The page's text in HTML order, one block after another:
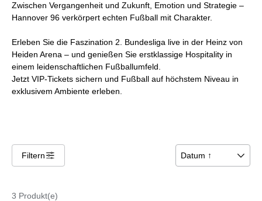
Zwischen Vergangenheit und Zukunft, Emotion und Strategie –
Hannover 96 verkörpert echten Fußball mit Charakter.
Erleben Sie die Faszination 2. Bundesliga live in der Heinz von
Heiden Arena – und genießen Sie erstklassige Hospitality in
einem leidenschaftlichen Fußballumfeld.
Jetzt VIP-Tickets sichern und Fußball auf höchstem Niveau in
exklusivem Ambiente erleben.
Filtern􀌆 Datum ↑ 􀆈
3 Produkt(e)